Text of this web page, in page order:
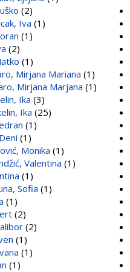
(2)
Iva (1)
(1)
(2)
(1)
Mirjana Mariana (1)
Mirjana Marjana (1)
Ika (3)
Ika (25)
(1)
(1)
Monika (1)
Valentina (1)
(1)
Sofia (1)
(1)
(2)
(2)
(1)
(1)
(1)